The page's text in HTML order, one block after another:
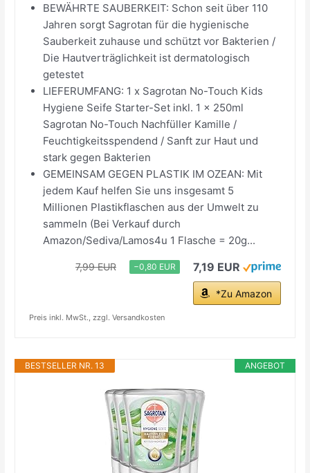
BEWÄHRTE SAUBERKEIT: Schon seit über 110
Jahren sorgt Sagrotan für die hygienische
Sauberkeit zuhause und schützt vor Bakterien /
Die Hautverträglichkeit ist dermatologisch
getestet
LIEFERUMFANG: 1 x Sagrotan No-Touch Kids
Hygiene Seife Starter-Set inkl. 1 x 250ml
Sagrotan No-Touch Nachfüller Kamille /
Feuchtigkeitsspendend / Sanft zur Haut und
stark gegen Bakterien
GEMEINSAM GEGEN PLASTIK IM OZEAN: Mit
jedem Kauf helfen Sie uns insgesamt 5
Millionen Plastikflaschen aus der Umwelt zu
sammeln (Bei Verkauf durch
Amazon/Sediva/Lamos4u 1 Flasche = 20g...
7,99 EUR −0,80 EUR 7,19 EUR
*Zu Amazon
Preis inkl. MwSt., zzgl. Versandkosten
ANGEBOT
BESTSELLER NR. 13